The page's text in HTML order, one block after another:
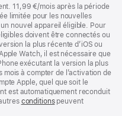
11,99 €/mois après la période
limitée pour les nouvelles
nouvel appareil éligible. Pour
doivent être connectés ou
la plus récente d’iOS ou
Watch, il est nécessaire que
exécutant la version la plus
à compter de l’activation de
Apple, quel que soit le
est automatiquement reconduit
conditionspeuvent